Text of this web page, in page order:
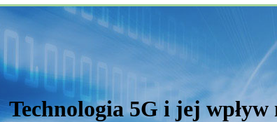
Technologia 5G i jej